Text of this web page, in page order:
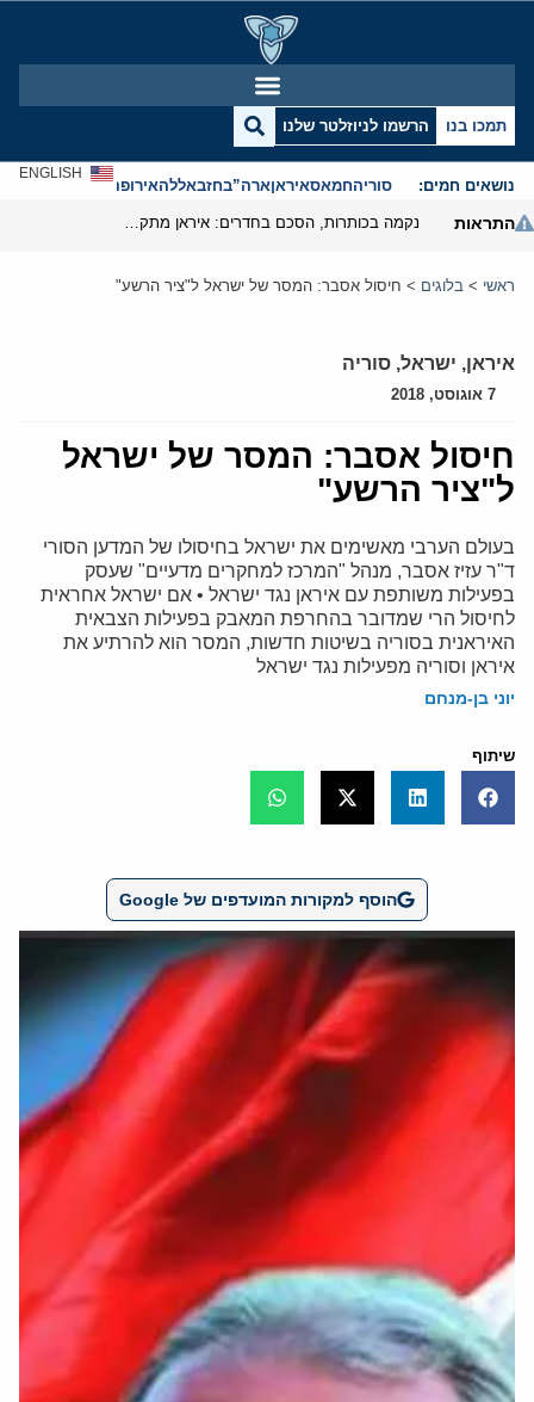
תמכו בנו הרשמו לניוזלטר שלנו
נושאים חמים: סוריהחמאסאיראןארה”בחזבאללהאירופהאנטישמיות
ENGLISH
התראות
ראשי > בלוגים > חיסול אסבר: המסר של ישראל ל"ציר הרשע"
איראן, ישראל, סוריה
7 אוגוסט, 2018
חיסול אסבר: המסר של ישראל
ל"ציר הרשע"
בעולם הערבי מאשימים את ישראל בחיסולו של המדען הסורי
ד"ר עזיז אסבר, מנהל "המרכז למחקרים מדעיים" שעסק
בפעילות משותפת עם איראן נגד ישראל • אם ישראל אחראית
לחיסול הרי שמדובר בהחרפת המאבק בפעילות הצבאית
האיראנית בסוריה בשיטות חדשות, המסר הוא להרתיע את
איראן וסוריה מפעילות נגד ישראל
יוני בן-מנחם
שיתוף
הוסף למקורות המועדפים של Google